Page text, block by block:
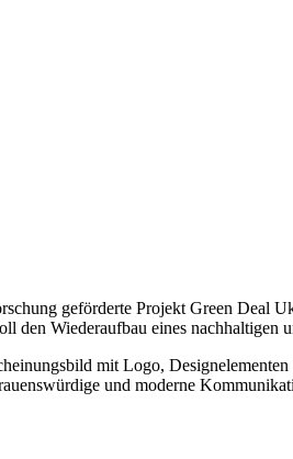
geförderte Projekt Green Deal
Wiederaufbau eines nachhaltigen
mit Logo,
und moderne